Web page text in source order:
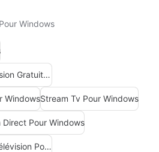
Windows
Films Et ÉMissions De Télévision Gratuits Pour Windows
WindowsStream Tv Pour Windows
Direct Pour Windows
Regarder Des Chaînes De Télévision Pour Windows